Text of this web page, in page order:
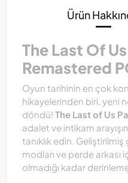
Ürün
The Last Of
Remastered
Oyun tarihinin en çok
hikayelerinden biri, yeni
döndü! The Last of Us
adalet ve intikam
tanıklık edin.
modları ve perde arkası
olmadığı kadar